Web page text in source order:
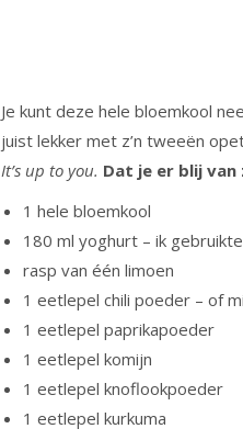
Je kunt deze hele bloemkool
juist lekker met z’n tweeën
It’s up to you. Dat je er blij
1 hele bloemkool
180 ml yoghurt – ik
rasp van één limoen
1 eetlepel chili poeder – of
1 eetlepel paprikapoeder
1 eetlepel komijn
1 eetlepel knoflookpoeder
1 eetlepel kurkuma